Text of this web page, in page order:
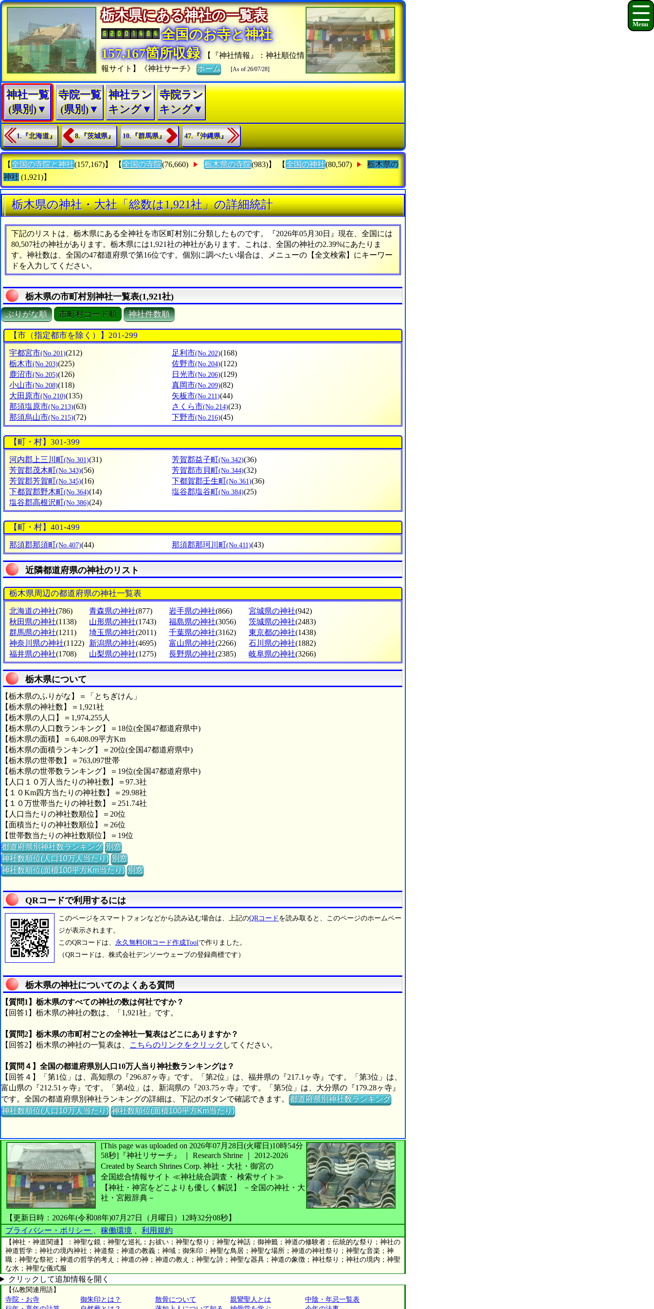
栃木県にある神社の一覧表
全国のお寺と神社
157,167箇所収録
【『神社情報』：神社順位情
報サイト】《神社サーチ》ホーム [As of 26/07/28]
神社一覧
(県別)▼
寺院一覧
(県別)▼
神社ラン
キング▼
寺院ラン
キング▼
1.『北海道』 8.『茨城県』 10.『群馬県』 47.『沖縄県』
【 全国の寺院と神社(157,167)】 【 全国の寺院(76,660) 栃木県の寺院(983)】 【 全国の神社(80,507)
栃木県の
神社 (1,921)】
栃木県の神社・大社「総数は1,921社」の詳細統計
下記のリストは、栃木県にある全神社を市区町村別に分類したものです。『2026年05月30日』現在、全国には
80,507社の神社があります。栃木県には1,921社の神社があります。これは、全国の神社の2.39%にあたりま
す。神社数は、全国の47都道府県で第16位です。個別に調べたい場合は、メニューの【全文検索】にキーワー
ドを入力してください。
栃木県の市町村別神社一覧表(1,921社)
ぶりがな順 市町村コード順 神社件数順
【市（指定都市を除く）】201-299
宇都宮市(No.201)(212) 足利市(No.202)(168)
栃木市(No.203)(225) 佐野市(No.204)(122)
鹿沼市(No.205)(126) 日光市(No.206)(129)
小山市(No.208)(118) 真岡市(No.209)(82)
大田原市(No.210)(135) 矢板市(No.211)(44)
那須塩原市(No.213)(63) さくら市(No.214)(23)
那須烏山市(No.215)(72) 下野市(No.216)(45)
【町・村】301-399
河内郡上三川町(No.301)(31) 芳賀郡益子町(No.342)(36)
芳賀郡茂木町(No.343)(56) 芳賀郡市貝町(No.344)(32)
芳賀郡芳賀町(No.345)(16) 下都賀郡壬生町(No.361)(36)
下都賀郡野木町(No.364)(14) 塩谷郡塩谷町(No.384)(25)
塩谷郡高根沢町(No.386)(24)
【町・村】401-499
那須郡那須町(No.407)(44) 那須郡那珂川町(No.411)(43)
近隣都道府県の神社のリスト
栃木県周辺の都道府県の神社一覧表
北海道の神社(786) 青森県の神社(877) 岩手県の神社(866) 宮城県の神社(942)
秋田県の神社(1138) 山形県の神社(1743) 福島県の神社(3056) 茨城県の神社(2483)
群馬県の神社(1211) 埼玉県の神社(2011) 千葉県の神社(3162) 東京都の神社(1438)
神奈川県の神社(1122) 新潟県の神社(4695) 富山県の神社(2266) 石川県の神社(1882)
福井県の神社(1708) 山梨県の神社(1275) 長野県の神社(2385) 岐阜県の神社(3266)
栃木県について
【栃木県のふりがな】＝「とちぎけん」
【栃木県の神社数】＝1,921社
【栃木県の人口】＝1,974,255人
【栃木県の人口数ランキング】＝18位(全国47都道府県中)
【栃木県の面積】＝6,408.09平方Km
【栃木県の面積ランキング】＝20位(全国47都道府県中)
【栃木県の世帯数】＝763,097世帯
【栃木県の世帯数ランキング】＝19位(全国47都道府県中)
【人口１０万人当たりの神社数】＝97.3社
【１０Km四方当たりの神社数】＝29.98社
【１０万世帯当たりの神社数】＝251.74社
【人口当たりの神社数順位】＝20位
【面積当たりの神社数順位】＝26位
【世帯数当たりの神社数順位】＝19位
都道府県別神社数ランキング 別窓
神社数順位(人口10万人当たり) 別窓
神社数順位(面積100平方Km当たり) 別窓
QRコードで利用するには
このページをスマートフォンなどから読み込む場合は、上記のQRコード を読み取ると、このページのホームペー
ジが表示されます。
このQRコードは、 永久無料QRコード作成Toolで作りました。
（QRコードは、株式会社デンソーウェーブの登録商標です）
栃木県の神社についてのよくある質問
【質問1】栃木県のすべての神社の数は何社ですか？
【回答1】栃木県の神社の数は、「1,921社」です。
【質問2】栃木県の市町村ごとの全神社一覧表はどこにありますか？
【回答2】栃木県の神社の一覧表は、
こちらのリンクをクリック してください。
【質問４】全国の都道府県別人口10万人当り神社数ランキングは？
【回答４】「第1位」は、高知県の『296.87ヶ寺』です。「第2位」は、福井県の『217.1ヶ寺』です。「第3位」は、
富山県の『212.51ヶ寺』です。「第4位」は、新潟県の『203.75ヶ寺』です。「第5位」は、大分県の『179.28ヶ寺』
です。全国の都道府県別神社ランキングの詳細は、下記のボタンで確認できます。都道府県別神社数ランキング
神社数順位(人口10万人当たり) 神社数順位(面積100平方Km当たり)
[This page was uploaded on 2026年07月28日(火曜日)10時54分
58秒] 『神社リサーチ』 ｜ Research Shrine
2012-2026
Created by Search Shrines Corp. 神社・大社・御宮の
全国総合情報サイト ≪神社統合調査・ 検索サイト≫
【神社・神宮をどこよりも優しく解説】
－全国の神社・大
社・宮殿辞典－
【更新日時：2026年(令和08年)07月27日（月曜日）12時32分08秒】
プライバシー・ポリシー
稼働環境 利用規約
【神社・神道関連】：神聖な鏡；神聖な巡礼；お祓い；神聖な祭り；神聖な神話；御神籤；神道の修験者；伝統的な祭り；神社の
神道哲学；神社の境内神社；神道祭；神道の教義；神域；御朱印；神聖な鳥居；神聖な場所；神道の神社祭り；神聖な音楽；神
職；神聖な祭祀；神道の哲学的考え；神道の神；神道の教え；神聖な詩；神聖な器具；神道の象徴；神社祭り；神社の境内；神聖
な水；神聖な儀式服
クリックして追加情報を開く
【仏教関連用語】
寺院・お寺
御朱印とは？ 散骨について 親鸞聖人とは
中陰・年忌一覧表